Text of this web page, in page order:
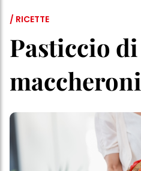
/ RICETTE
Pasticcio di
maccheroni